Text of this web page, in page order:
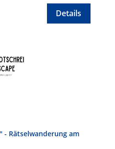
Details
- Rätselwanderung am